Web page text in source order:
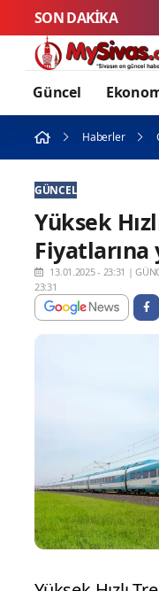
SON DAKİKA
Güncel
Haberler
GÜNCEL
Yüksek
Fiyatlarına
13.01.2025 - 23:31 |
23:31